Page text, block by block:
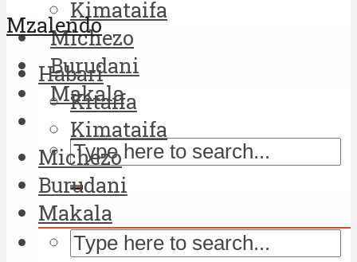
Kimataifa
Michezo
Burudani
Makala
Mzalendo
Habari
Kitaifa
Kimataifa
Michezo
Burudani
Makala